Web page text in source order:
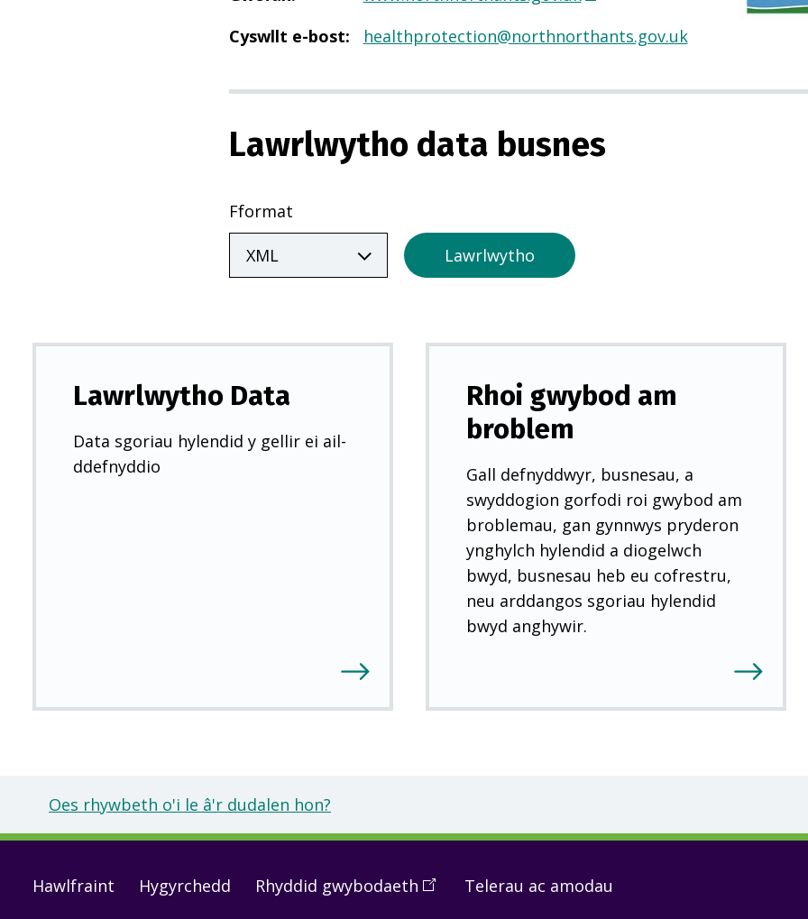
n
g
r
n
w
d
)
Cyswllt e-bost: healthprotection@northnorthants.gov.uk
Lawrlwytho data busnes
Fformat
Lawrlwytho
Lawrlwytho Data
Data sgoriau hylendid y gellir ei ail-
ddefnyddio
Rhoi gwybod am
broblem
Gall defnyddwyr, busnesau, a
swyddogion gorfodi roi gwybod am
broblemau, gan gynnwys pryderon
ynghylch hylendid a diogelwch
bwyd, busnesau heb eu cofrestru,
neu arddangos sgoriau hylendid
bwyd anghywir.
Oes rhywbeth o'i le â'r dudalen hon?
Footer
Hawlfraint Hygyrchedd Rhyddid gwybodaeth (OpenTelerau ac amodau